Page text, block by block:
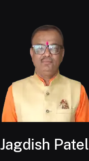
Jagdish Patel